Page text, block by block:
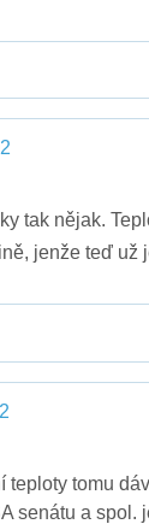
tak nějak.
jenže teď už
teploty tomu
senátu a spol.